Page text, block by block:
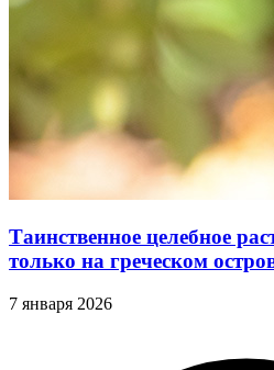
Таинственное целебное
только на греческом
7 января 2026